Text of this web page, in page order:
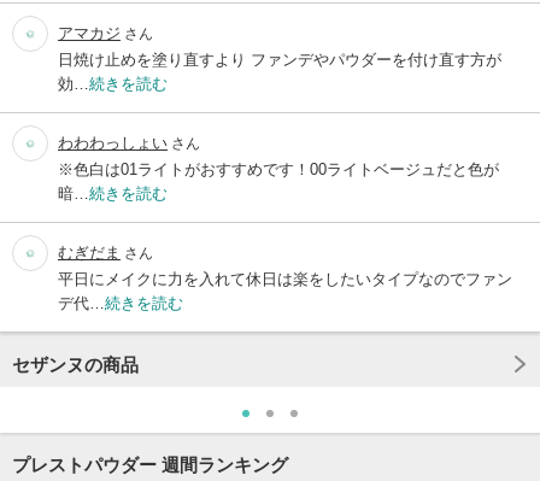
アマカジ さん
日焼け止めを塗り直すより ファンデやパウダーを付け直す方が
効… 続きを読む
わわわっしょい さん
※色白は01ライトがおすすめです！00ライトベージュだと色が
暗… 続きを読む
むぎだま さん
平日にメイクに力を入れて休日は楽をしたいタイプなのでファン
デ代… 続きを読む
セザンヌの商品
プレストパウダー 週間ランキング